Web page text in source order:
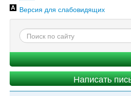
Версия для слабовидящих
Написать